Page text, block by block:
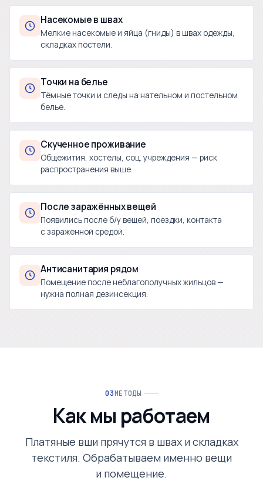
Насекомые в швах
Мелкие насекомые и яйца (гниды) в швах одежды,
складках постели.
Точки на белье
Тёмные точки и следы на нательном и постельном
белье.
Скученное проживание
Общежития, хостелы, соц. учреждения — риск
распространения выше.
После заражённых вещей
Появились после б/у вещей, поездки, контакта
с заражённой средой.
Антисанитария рядом
Помещение после неблагополучных жильцов —
нужна полная дезинсекция.
МЕТОДЫ
Как мы работаем
Платяные вши прячутся в швах и складках
текстиля. Обрабатываем именно вещи
и помещение.